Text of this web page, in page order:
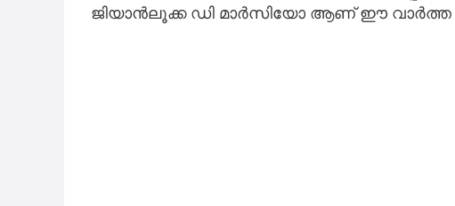
ജിയാൻലൂക്ക ഡി മാർസിയോ ആണ് ഈ വാർത്ത